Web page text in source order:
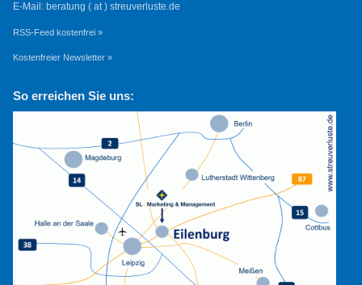
E-Mail: beratung ( at ) streuverluste.de
RSS-Feed kostenfrei »
Kostenfreier Newsletter »
So erreichen Sie uns: